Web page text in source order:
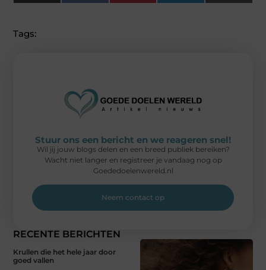
(Twitter)
Tags:
RECENTE BERICHTEN
Krullen die het hele jaar door
goed vallen
Stuur ons een bericht en we reageren snel!
Wil jij jouw blogs delen en een breed publiek bereiken?
Wacht niet langer en registreer je vandaag nog op
Goededoelenwereld.nl
Neem contact op